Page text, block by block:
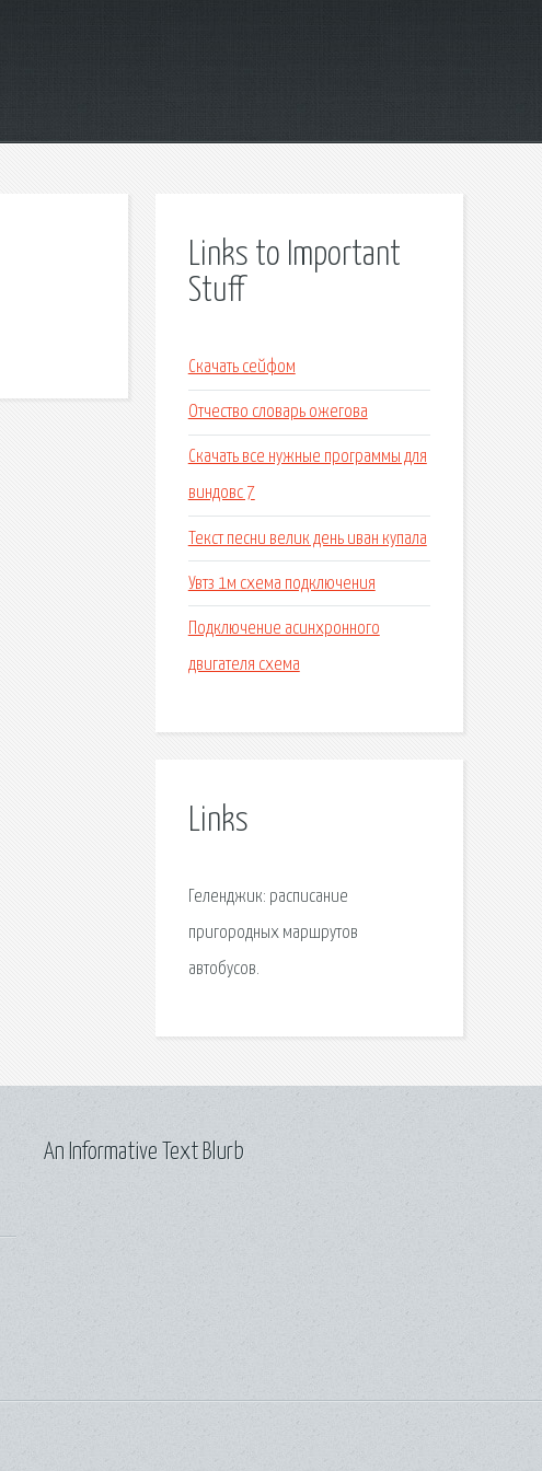
Links to Important
Stuff
Скачать сейфом
Отчество словарь ожегова
Скачать все нужные программы для
виндовс 7
Текст песни велик день иван купала
Увтз 1м схема подключения
Подключение асинхронного
двигателя схема
Links
Геленджик: расписание
пригородных маршрутов
автобусов.
An Informative Text Blurb